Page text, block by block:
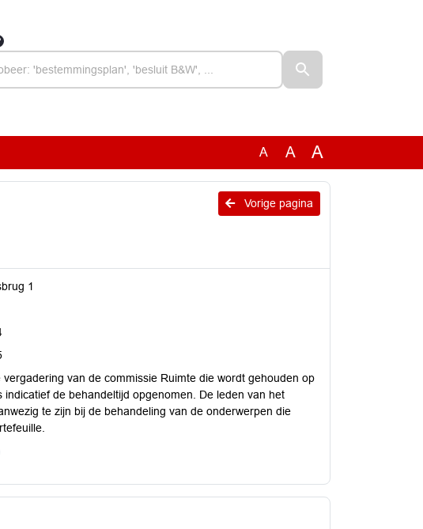
A A A
Vorige pagina
1
van de commissie Ruimte die wordt gehouden op
indicatief de behandeltijd opgenomen. De leden van het
te zijn bij de behandeling van de onderwerpen die